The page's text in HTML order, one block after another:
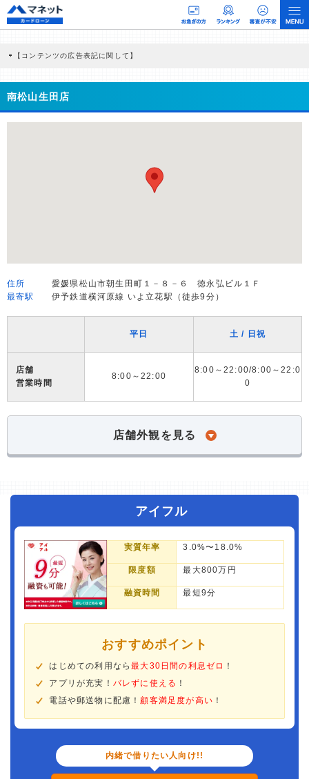
【コンテンツの広告表記に関して】
商品を根拠なくPRするものではなく、当編集部の調査／ユーザーへの口コミ収集な
どに基づき、公平性を担保した情報提供を行っています。
>提携企業一覧
南松山生田店
住所
愛媛県松山市朝生田町１－８－６ 徳永弘ビル１Ｆ
最寄駅
伊予鉄道横河原線 いよ立花駅（徒歩9分）
平日 土 / 日祝
店舗
営業時間
8:00～22:00
8:00～22:00/8:00～22:0
0
店舗外観を見る
アイフル
実質年率 3.0%〜18.0%
限度額 最大800万円
融資時間 最短9分
おすすめポイント
はじめての利用なら最大30日間の利息ゼロ ！
アプリが充実！ バレずに使える ！
電話や郵送物に配慮！顧客満足度が高い ！
内緒で借りたい人向け!!